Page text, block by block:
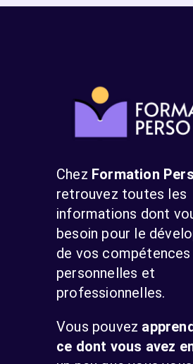
Chez Formation
retrouvez toutes les
informations dont
besoin pour le
de vos compétences
personnelles et
professionnelles.
Vous pouvez
ce dont vous avez